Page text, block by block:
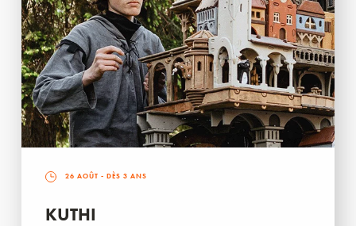
26 AOÛT - DÈS 3 ANS
KUTHI